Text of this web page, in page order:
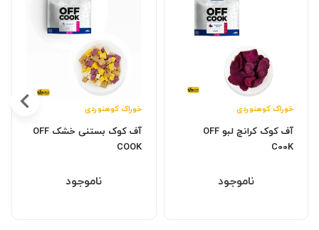
خوراک کوهنوردی
آف کوک کرانچ لبو OFF
C00K
ناموجود
خوراک کوهنوردی
آف کوک بستنی خشک OFF
COOK
ناموجود